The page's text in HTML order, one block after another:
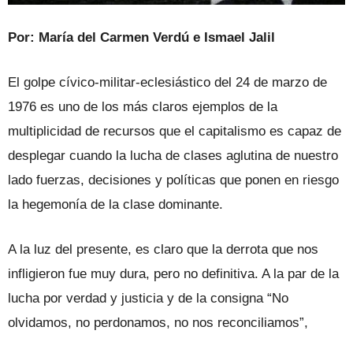
Por: María del Carmen Verdú e Ismael Jalil
El golpe cívico-militar-eclesiástico del 24 de marzo de
1976 es uno de los más claros ejemplos de la
multiplicidad de recursos que el capitalismo es capaz de
desplegar cuando la lucha de clases aglutina de nuestro
lado fuerzas, decisiones y políticas que ponen en riesgo
la hegemonía de la clase dominante.
A la luz del presente, es claro que la derrota que nos
infligieron fue muy dura, pero no definitiva. A la par de la
lucha por verdad y justicia y de la consigna “No
olvidamos, no perdonamos, no nos reconciliamos”,